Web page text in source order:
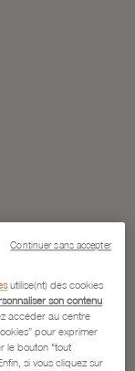
utilise(nt) des cookies
son contenu
accéder au centre
pour exprimer
le bouton "tout
si vous cliquez sur
Continuer sans accepter